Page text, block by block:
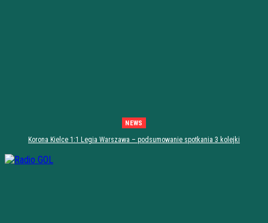
NEWS
Korona Kielce 1:1 Legia Warszawa – podsumowanie spotkania 3 kolejki